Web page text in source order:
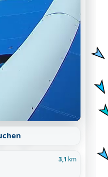
3,1 km